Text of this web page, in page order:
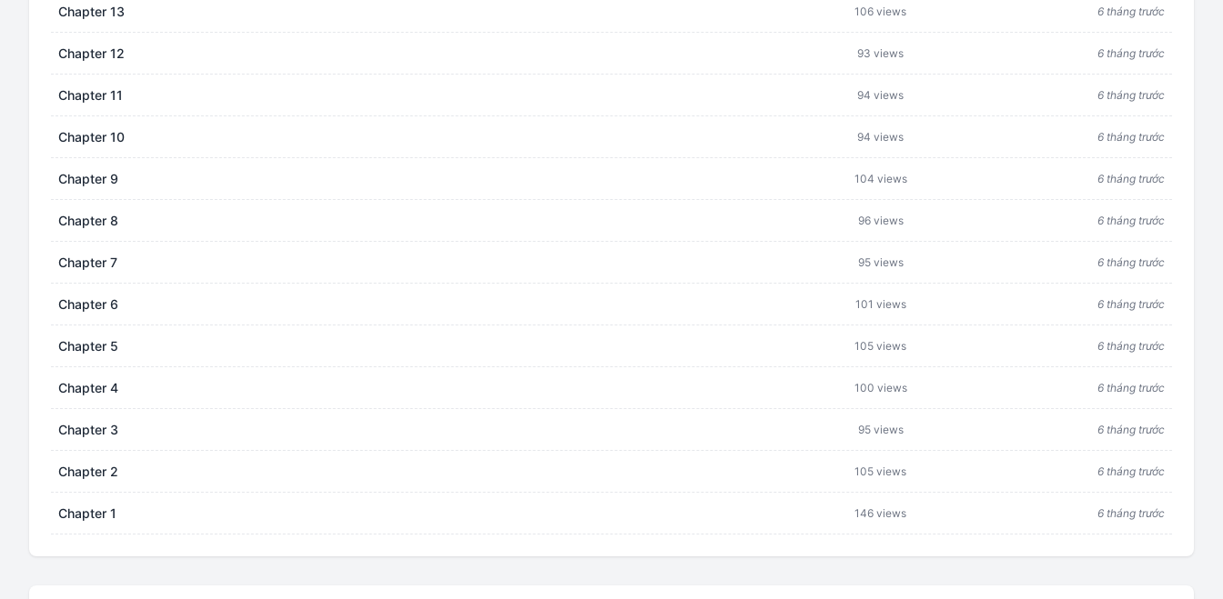
Chapter 13 106 views 6 tháng trước
Chapter 12 93 views 6 tháng trước
Chapter 11 94 views 6 tháng trước
Chapter 10 94 views 6 tháng trước
Chapter 9 104 views 6 tháng trước
Chapter 8 96 views 6 tháng trước
Chapter 7 95 views 6 tháng trước
Chapter 6 101 views 6 tháng trước
Chapter 5 105 views 6 tháng trước
Chapter 4 100 views 6 tháng trước
Chapter 3 95 views 6 tháng trước
Chapter 2 105 views 6 tháng trước
Chapter 1 146 views 6 tháng trước